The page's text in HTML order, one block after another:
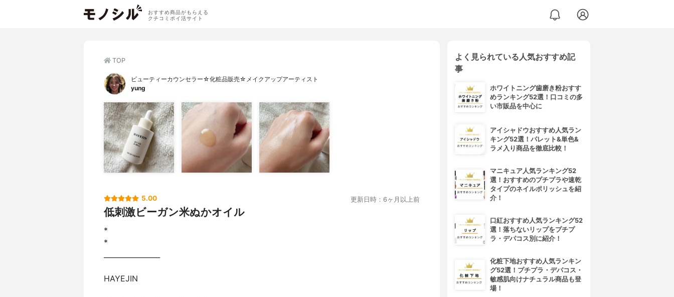
おすすめ商品がもらえる
クチコミポイ活サイト
TOP
ビューティーカウンセラー☆化粧品販売☆メイクアップアーティスト
yung
5.00 更新日時：6ヶ月以上前
低刺激ビーガン米ぬかオイル
*
*
HAYEJIN
よく見られている人気おすすめ記
事
ホワイトニング歯磨き粉おすす
めランキング52選！口コミの多
い市販品を中心に
アイシャドウおすすめ人気ラン
キング52選！パレット&単色&
ラメ入り商品を徹底比較！
マニキュア人気ランキング52
選！おすすめのプチプラや速乾
タイプのネイルポリッシュを紹
介！
口紅おすすめ人気ランキング52
選！落ちないリップをプチプ
ラ・デパコス別に紹介！
化粧下地おすすめ人気ランキン
グ52選！プチプラ・デパコス・
敏感肌向けナチュラル商品も登
場！